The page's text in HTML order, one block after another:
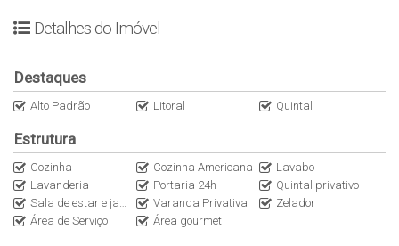
- Área de serviço;
- Quintal Privativo
Opção ideal para quem busca uma imóvel na praia para uso e
As reservas estão ocorrendo muito rapidamente e a
disponibilidade e os valores poderão sofrer alterações sem aviso
prévio. Solicite a tabela atualizada.
Detalhes do Imóvel
Destaques
Alto Padrão Litoral Quintal
Estrutura
Cozinha Cozinha Americana
Lavabo
Lavanderia
Portaria 24h
Quintal privativo
Sala de estar e jantar conjugadas
Varanda Privativa
Zelador
Área de Serviço
Área gourmet